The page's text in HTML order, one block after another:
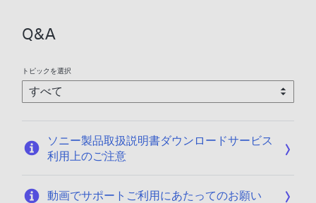
Q&A
トピックを選択
ソニー製品取扱説明書ダウンロードサービス
利用上のご注意
動画でサポートご利用にあたってのお願い